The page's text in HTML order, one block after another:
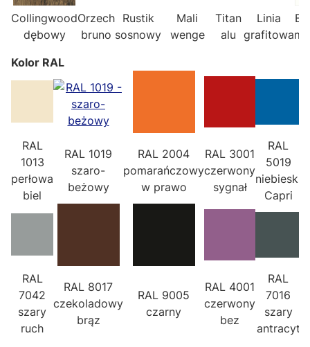
Collingwood
dębowy
Orzech
bruno
Rustik
sosnowy
Mali
wenge
Titan
alu
Linia
grafitowa
Kolor RAL
RAL
1013
perłowa
biel
RAL 1019
szaro-
beżowy
RAL 2004
pomarańczowy
w prawo
RAL 3001
czerwony
sygnał
RAL
5019
niebieski
Capri
RAL
7042
szary
ruch
RAL 8017
czekoladowy
brąz
RAL 9005
czarny
RAL 4001
czerwony
bez
RAL
7016
szary
antracyt